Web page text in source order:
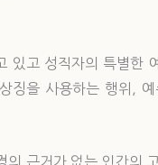
있고 성직자의 특별한
징을 사용하는 행위,
근거가 없는 인간의